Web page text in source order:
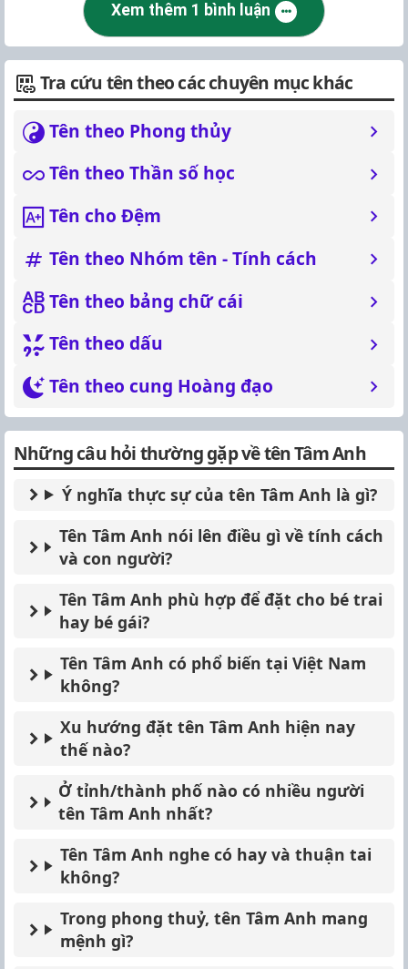
Xem thêm 1 bình luận
Tra cứu tên theo các chuyên mục khác
Tên theo Phong thủy
Tên theo Thần số học
Tên cho Đệm
Tên theo Nhóm tên - Tính cách
Tên theo bảng chữ cái
Tên theo dấu
Tên theo cung Hoàng đạo
Những câu hỏi thường gặp về tên Tâm Anh
Ý nghĩa thực sự của tên Tâm Anh là gì?
Tên Tâm Anh nói lên điều gì về tính cách
và con người?
Tên Tâm Anh phù hợp để đặt cho bé trai
hay bé gái?
Tên Tâm Anh có phổ biến tại Việt Nam
không?
Xu hướng đặt tên Tâm Anh hiện nay
thế nào?
Ở tỉnh/thành phố nào có nhiều người
tên Tâm Anh nhất?
Tên Tâm Anh nghe có hay và thuận tai
không?
Trong phong thuỷ, tên Tâm Anh mang
mệnh gì?